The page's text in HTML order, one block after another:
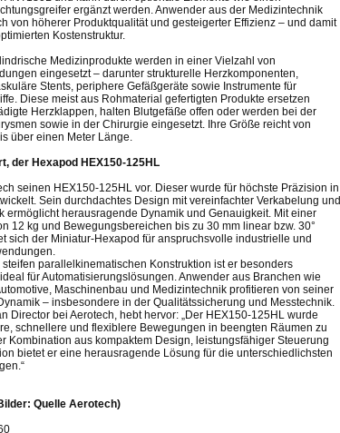
ergänzt werden. Anwender aus der Medizintechnik
von höherer Produktqualität und gesteigerter Effizienz – und damit
Kostenstruktur.
Medizinprodukte werden in einer Vielzahl von
eingesetzt – darunter strukturelle Herzkomponenten,
Stents, periphere Gefäßgeräte sowie Instrumente für
Diese meist aus Rohmaterial gefertigten Produkte ersetzen
Herzklappen, halten Blutgefäße offen oder werden bei der
sowie in der Chirurgie eingesetzt. Ihre Größe reicht von
über einen Meter Länge.
der Hexapod HEX150-125HL
seinen HEX150-125HL vor. Dieser wurde für höchste Präzision in
Sein durchdachtes Design mit vereinfachter Verkabelung und
ermöglicht herausragende Dynamik und Genauigkeit. Mit einer
12 kg und Bewegungsbereichen bis zu 30 mm linear bzw. 30°
sich der Miniatur-Hexapod für anspruchsvolle industrielle und
parallelkinematischen Konstruktion ist er besonders
für Automatisierungslösungen. Anwender aus Branchen wie
Maschinenbau und Medizintechnik profitieren von seiner
– insbesondere in der Qualitätssicherung und Messtechnik.
Director bei Aerotech, hebt hervor: „Der HEX150-125HL wurde
schnellere und flexiblere Bewegungen in beengten Räumen zu
Kombination aus kompaktem Design, leistungsfähiger Steuerung
bietet er eine herausragende Lösung für die unterschiedlichsten
Quelle Aerotech)